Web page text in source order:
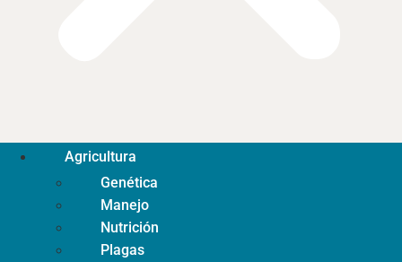
Agricultura
Genética
Manejo
Nutrición
Plagas